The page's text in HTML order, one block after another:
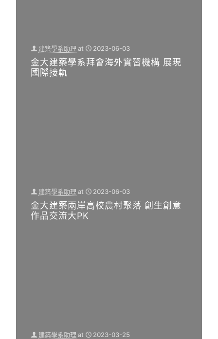
建築學系助理 at 2023-06-03
金大建築學系拜會海外實習機構 展現
國際接軌
建築學系助理 at 2023-06-03
金大建築兩岸高校農村聚落 創生創意
作品交流大PK
建築學系助理 at 2023-03-25